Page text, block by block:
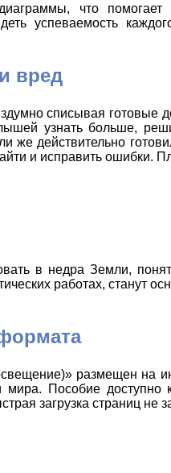
что помогает
успеваемость
вред
списывая готовые
узнать больше,
же действительно
и исправить ошибки.
в недра Земли,
работах, станут
размещен на
Пособие доступно
загрузка страниц не